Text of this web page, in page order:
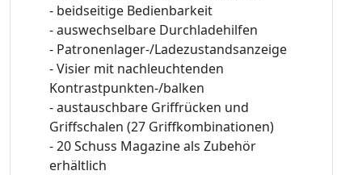
- beidseitige Bedienbarkeit
- auswechselbare Durchladehilfen
- Patronenlager-/Ladezustandsanzeige
- Visier mit nachleuchtenden
Kontrastpunkten-/balken
- austauschbare Griffrücken und
Griffschalen (27 Griffkombinationen)
- 20 Schuss Magazine als Zubehör
erhältlich